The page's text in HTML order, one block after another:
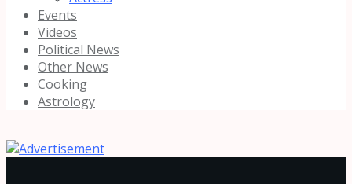
Events
Videos
Political News
Other News
Cooking
Astrology